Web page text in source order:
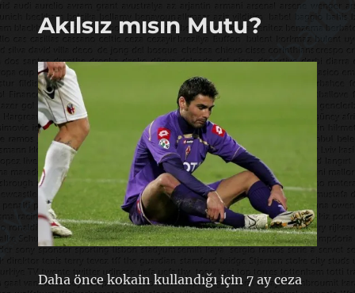
Akılsız mısın Mutu?
Daha önce kokain kullandığı için 7 ay ceza